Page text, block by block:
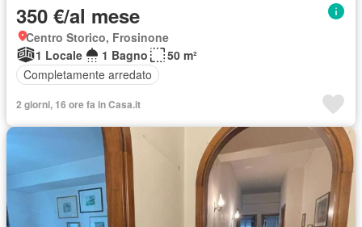
350 €/al mese
Centro Storico, Frosinone
1 Locale
1 Bagno
50 m²
Completamente arredato
2 giorni, 16 ore fa in Casa.it